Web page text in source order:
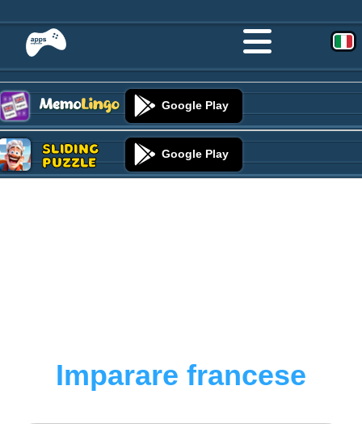
Google Play
Sliding
Puzzle Google Play
Imparare francese